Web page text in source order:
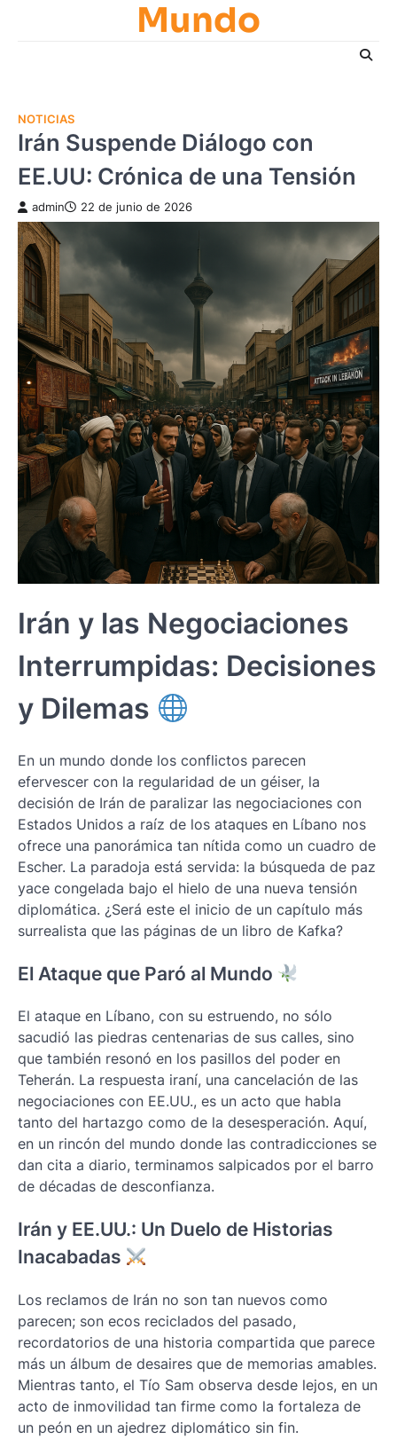
Mundo
NOTICIAS
Irán Suspende Diálogo con
EE.UU: Crónica de una Tensión
admin 22 de junio de 2026
Irán y las Negociaciones
Interrumpidas: Decisiones
y Dilemas
En un mundo donde los conflictos parecen
efervescer con la regularidad de un géiser, la
decisión de Irán de paralizar las negociaciones con
Estados Unidos a raíz de los ataques en Líbano nos
ofrece una panorámica tan nítida como un cuadro de
Escher. La paradoja está servida: la búsqueda de paz
yace congelada bajo el hielo de una nueva tensión
diplomática. ¿Será este el inicio de un capítulo más
surrealista que las páginas de un libro de Kafka?
El Ataque que Paró al Mundo
El ataque en Líbano, con su estruendo, no sólo
sacudió las piedras centenarias de sus calles, sino
que también resonó en los pasillos del poder en
Teherán. La respuesta iraní, una cancelación de las
negociaciones con EE.UU., es un acto que habla
tanto del hartazgo como de la desesperación. Aquí,
en un rincón del mundo donde las contradicciones se
dan cita a diario, terminamos salpicados por el barro
de décadas de desconfianza.
Irán y EE.UU.: Un Duelo de Historias
Inacabadas
Los reclamos de Irán no son tan nuevos como
parecen; son ecos reciclados del pasado,
recordatorios de una historia compartida que parece
más un álbum de desaires que de memorias amables.
Mientras tanto, el Tío Sam observa desde lejos, en un
acto de inmovilidad tan firme como la fortaleza de
un peón en un ajedrez diplomático sin fin.